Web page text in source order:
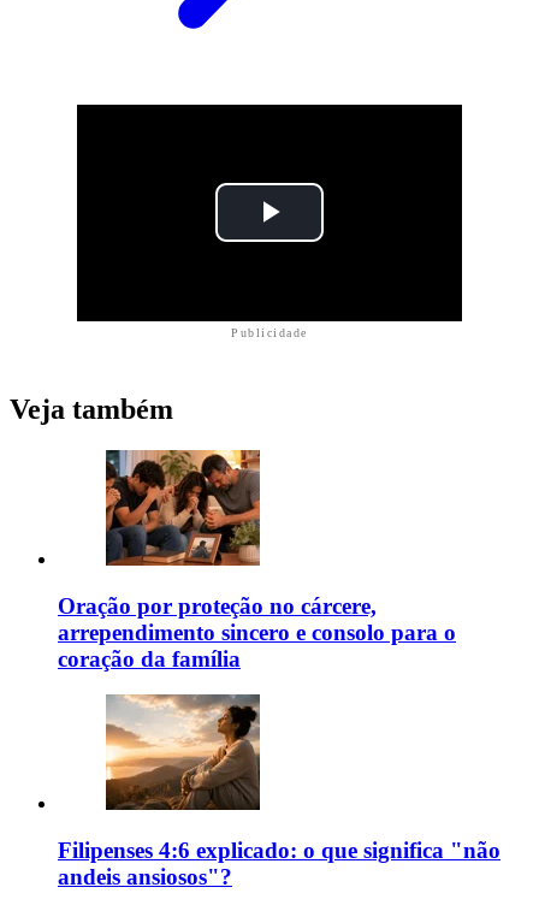
Publicidade
Veja também
Oração por proteção no cárcere,
arrependimento sincero e consolo para o
coração da família
Filipenses 4:6 explicado: o que significa "não
andeis ansiosos"?